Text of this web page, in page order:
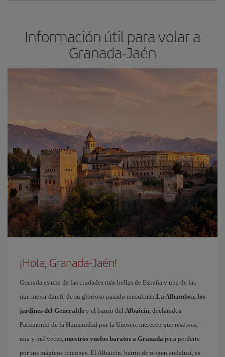
Información útil para volar a
Granada-Jaén
¡Hola, Granada-Jaén!
Granada es una de las ciudades más bellas de España y una de las
que mejor dan fe de su glorioso pasado musulmán.La Alhambra, los
jardines del Generalife y el barrio del Albaicín, declarados
Patrimonio de la Humanidad por la Unesco, merecen que reserves,
una y mil veces, nuestros vuelos baratos a Granada para perderte
por sus mágicos rincones. El Albaicín, barrio de origen andalusí, es